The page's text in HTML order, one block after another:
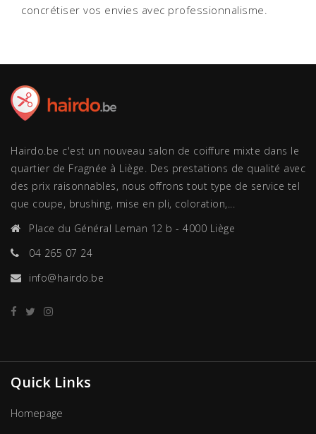
concrétiser vos envies avec professionnalisme.
Hairdo.be c'est un nouveau salon de coiffure mixte dans le
quartier de Fragnée à Liège. Des prestations de qualité avec
des prix raisonnables, nous offrons tout type de service tel
que coupe, brushing, mise en pli, coloration,...
Place du Général Leman 12 b - 4000 Liège
04 265 07 24
info@hairdo.be
Quick Links
Homepage